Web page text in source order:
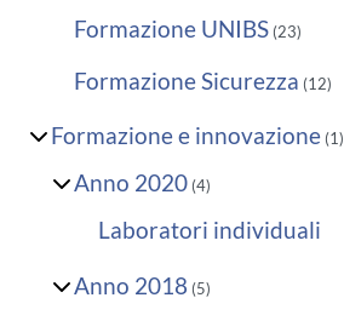
Formazione UNIBS (23)
Formazione Sicurezza (12)
Formazione e innovazione (1)
Anno 2020 (4)
Laboratori individuali
Anno 2018 (5)